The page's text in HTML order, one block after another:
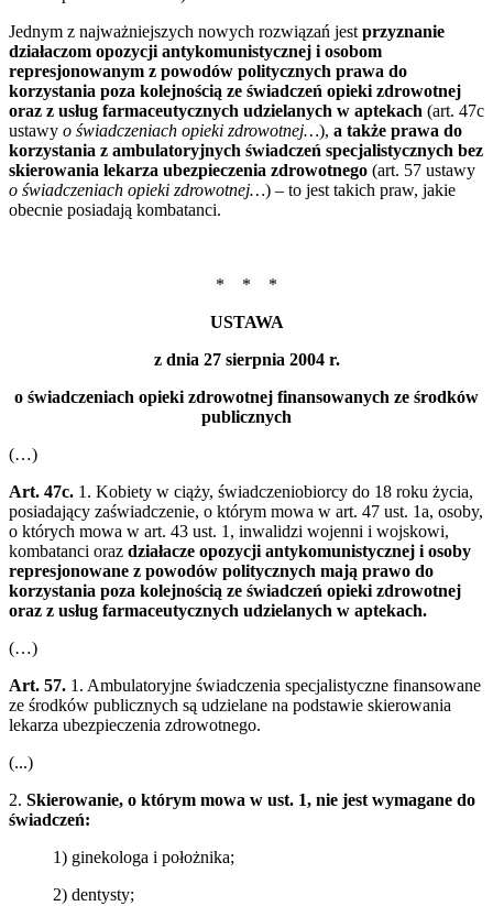
Jednym z najważniejszych nowych rozwiązań jest przyznanie
działaczom opozycji antykomunistycznej i osobom
represjonowanym z powodów politycznych prawa do
korzystania poza kolejnością ze świadczeń opieki zdrowotnej
oraz z usług farmaceutycznych udzielanych w aptekach (art. 47c
ustawy o świadczeniach opieki zdrowotnej…), a także prawa do
korzystania z ambulatoryjnych świadczeń specjalistycznych bez
skierowania lekarza ubezpieczenia zdrowotnego (art. 57 ustawy
o świadczeniach opieki zdrowotnej…) – to jest takich praw, jakie
obecnie posiadają kombatanci.
* * *
USTAWA
z dnia 27 sierpnia 2004 r.
o świadczeniach opieki zdrowotnej finansowanych ze środków
publicznych
(…)
Art. 47c. 1. Kobiety w ciąży, świadczeniobiorcy do 18 roku życia,
posiadający zaświadczenie, o którym mowa w art. 47 ust. 1a, osoby,
o których mowa w art. 43 ust. 1, inwalidzi wojenni i wojskowi,
kombatanci oraz działacze opozycji antykomunistycznej i osoby
represjonowane z powodów politycznych mają prawo do
korzystania poza kolejnością ze świadczeń opieki zdrowotnej
oraz z usług farmaceutycznych udzielanych w aptekach.
(…)
Art. 57. 1. Ambulatoryjne świadczenia specjalistyczne finansowane
ze środków publicznych są udzielane na podstawie skierowania
lekarza ubezpieczenia zdrowotnego.
(...)
2. Skierowanie, o którym mowa w ust. 1, nie jest wymagane do
świadczeń:
1) ginekologa i położnika;
2) dentysty;